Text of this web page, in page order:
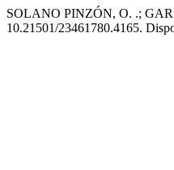
SOLANO PINZÓN, O. .;
10.21501/23461780.4165.